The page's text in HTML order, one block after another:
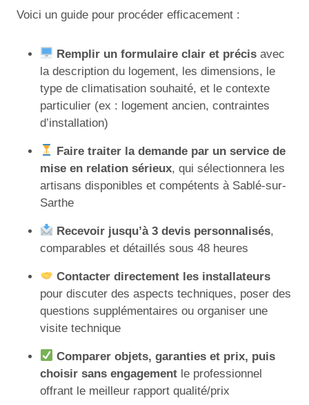
Voici un guide pour procéder efficacement :
Remplir un formulaire clair et précis avec
la description du logement, les dimensions, le
type de climatisation souhaité, et le contexte
particulier (ex : logement ancien, contraintes
d’installation)
Faire traiter la demande par un service de
mise en relation sérieux, qui sélectionnera les
artisans disponibles et compétents à Sablé-sur-
Sarthe
Recevoir jusqu’à 3 devis personnalisés,
comparables et détaillés sous 48 heures
Contacter directement les installateurs
pour discuter des aspects techniques, poser des
questions supplémentaires ou organiser une
visite technique
Comparer objets, garanties et prix, puis
choisir sans engagement le professionnel
offrant le meilleur rapport qualité/prix